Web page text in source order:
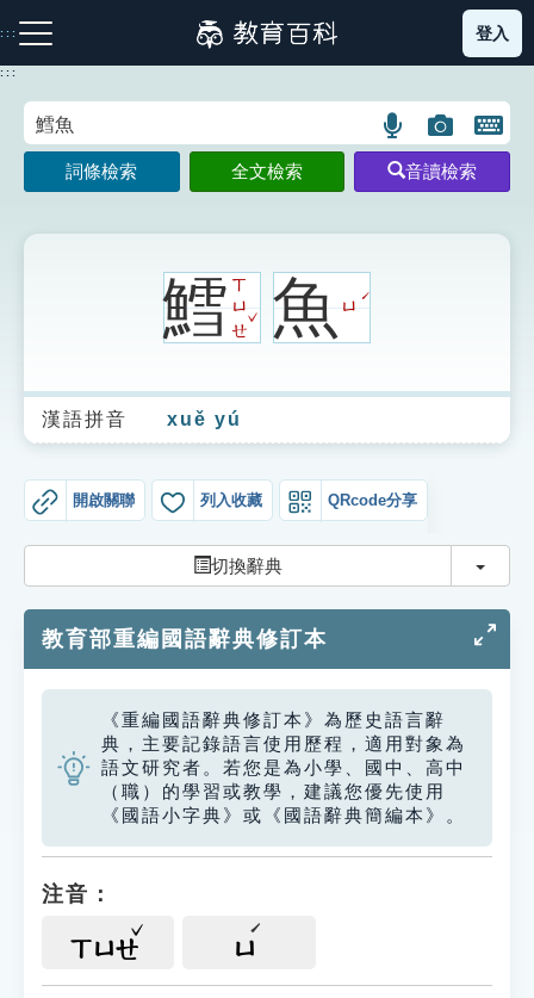
到
主
:::
注音索引圖示 筆畫索引圖示 部首索引表圖示
生字詞彙表
成語故事
索引選單
單字索引
生命大百科索引
遊戲專區
教學應用
貓頭鷹博士
登入
:::
語
言
搜
圖
片
搜
開
鍵
圖
詞條檢索 全文檢索 音讀檢索
鱈ㄒ
ㄩ
ㄝ
ˇ魚ㄩ
ˊ
漢語拼音 xuě yú
開啟關聯 列入收藏 QRcode分享
切換辭典 切換
教育部重編國語辭典修訂本
《重編國語辭典修訂本》為歷史語言辭
典，主要記錄語言使用歷程，適用對象為
語文研究者。若您是為小學、國中、高中
（職）的學習或教學，建議您優先使用
《國語小字典》或《國語辭典簡編本》。
注音：
ㄒㄩㄝ ㄩ